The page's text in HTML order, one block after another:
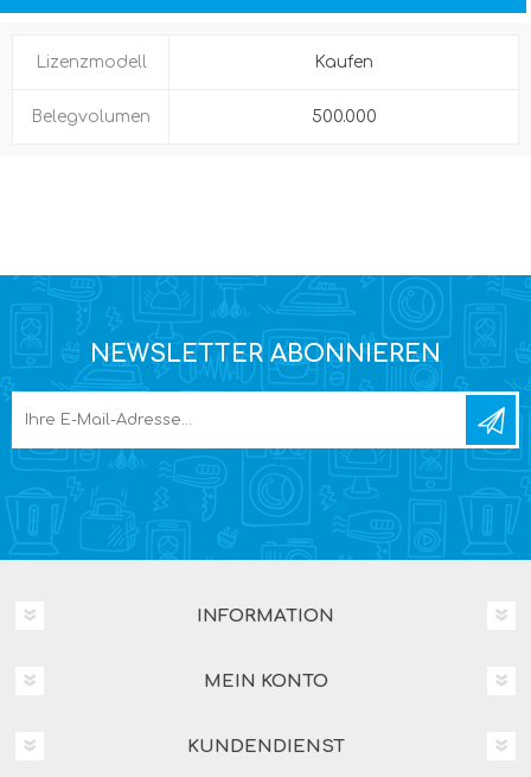
Lizenzmodell Kaufen
Belegvolumen 500.000
NEWSLETTER ABONNIEREN
INFORMATION
MEIN KONTO
KUNDENDIENST